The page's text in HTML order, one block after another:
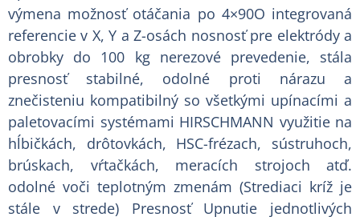
výmena možnosť otáčania po 4×90O integrovaná
referencie v X, Y a Z-osách nosnosť pre elektródy a
obrobky do 100 kg nerezové prevedenie, stála
presnosť stabilné, odolné proti nárazu a
znečisteniu kompatibilný so všetkými upínacími a
paletovacími systémami HIRSCHMANN využitie na
hĺbičkách, drôtovkách, HSC-frézach, sústruhoch,
brúskach, vŕtačkách, meracích strojoch atď.
odolné voči teplotným zmenám (Strediaci kríž je
stále v strede) Presnosť Upnutie jednotlivých